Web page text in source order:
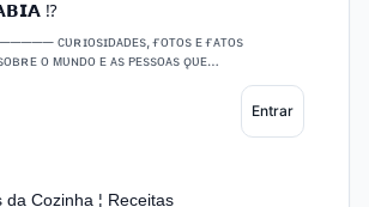
⁉️
ᴄᴜʀɪᴏsɪᴅᴀᴅᴇs, ғᴏᴛᴏs ᴇ ғᴀᴛᴏs
ᴏ ᴍᴜɴᴅᴏ ᴇ ᴀs ᴘᴇssᴏᴀs ǫᴜᴇ
Entrar
da Cozinha ¦ Receitas